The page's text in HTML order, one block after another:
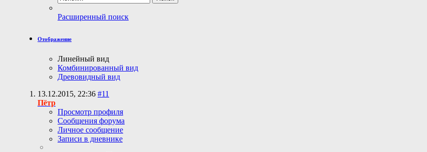
Расширенный поиск
Отображение
Линейный вид
Комбинированный вид
Древовидный вид
13.12.2015, 22:36 #11
Пётр
Просмотр профиля
Сообщения форума
Личное сообщение
Записи в дневнике